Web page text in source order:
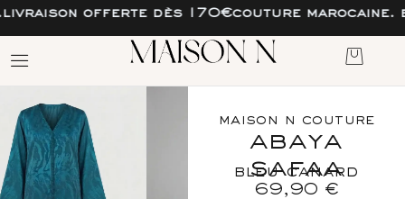
offerte dès 170€couture marocaine. esprit
maison n couture
abaya
safaa
bleu canard
69,90 €